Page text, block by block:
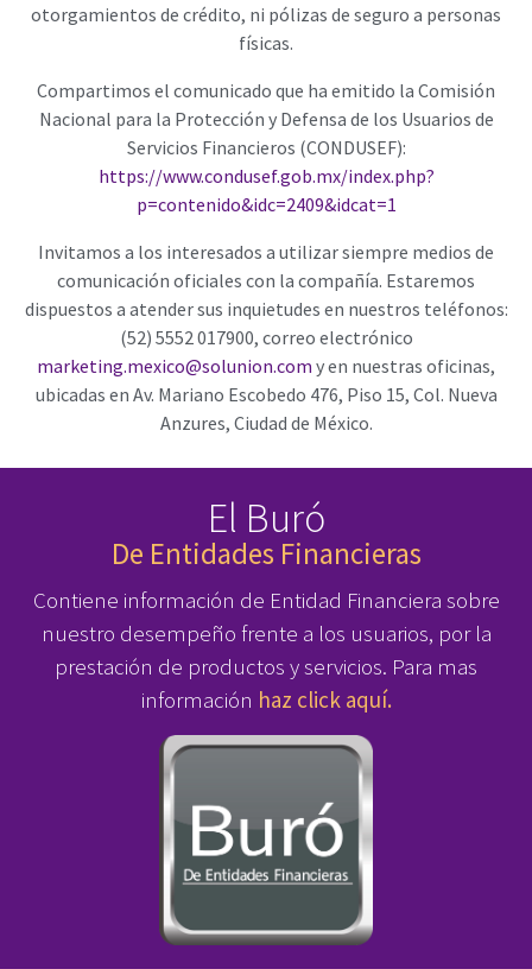
otorgamientos de crédito, ni pólizas de seguro a personas
físicas.
Compartimos el comunicado que ha emitido la Comisión
Nacional para la Protección y Defensa de los Usuarios de
Servicios Financieros (CONDUSEF):
https://www.condusef.gob.mx/index.php?
p=contenido&idc=2409&idcat=1
Invitamos a los interesados a utilizar siempre medios de
comunicación oficiales con la compañía. Estaremos
dispuestos a atender sus inquietudes en nuestros teléfonos:
(52) 5552 017900, correo electrónico
marketing.mexico@solunion.com y en nuestras oficinas,
ubicadas en Av. Mariano Escobedo 476, Piso 15, Col. Nueva
Anzures, Ciudad de México.
El Buró
De Entidades Financieras
Contiene información de Entidad Financiera sobre
nuestro desempeño frente a los usuarios, por la
prestación de productos y servicios. Para mas
información haz click aquí.